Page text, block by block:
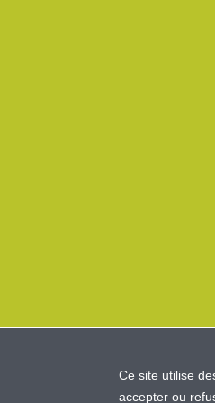
Ce site utilise
accepter ou